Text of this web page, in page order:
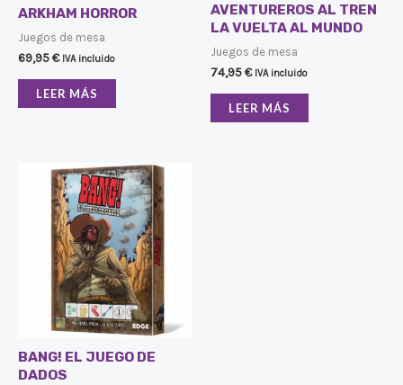
ARKHAM HORROR
Juegos de mesa
69,95€ IVA incluido
LEER MÁS
AVENTUREROS AL TREN
LA VUELTA AL MUNDO
Juegos de mesa
74,95€ IVA incluido
LEER MÁS
BANG! EL JUEGO DE
DADOS